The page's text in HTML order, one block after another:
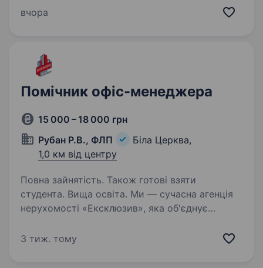
з перспективою росту до операційного
вчора
Помічник офіс-менеджера
15 000 – 18 000 грн
Рубан Р.В., ФЛП
Біла Церква,
1,0 км від центру
Повна зайнятість. Також готові взяти
студента. Вища освіта. Ми — сучасна агенція
нерухомості «Ексклюзив», яка об'єднує
комфортних рішень у сфері купівлі, продажу
3 тиж. тому